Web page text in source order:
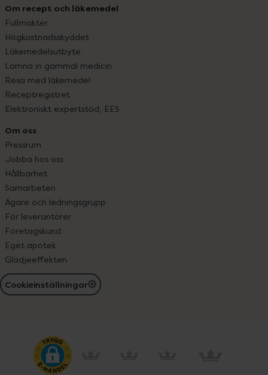
Om recept och läkemedel
Fullmakter
Högkostnadsskyddet
Läkemedelsutbyte
Lämna in gammal medicin
Resa med läkemedel
Receptregistret
Elektroniskt expertstöd, EES
Om oss
Pressrum
Jobba hos oss
Hållbarhet
Samarbeten
Ägare och ledningsgrupp
För leverantörer
Företagskund
Eget apotek
Glädjeeffekten
Cookieinställningar